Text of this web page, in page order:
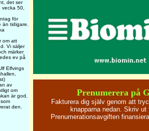
det ser
50,
för
tidigare.
om att
Vi säljer
märker
ev på
Elfvings
av
om
är god,
den.
Prenumerera på
Fakturera dig själv genom att
knapparna nedan. Skriv ut
Prenumerationsavgiften